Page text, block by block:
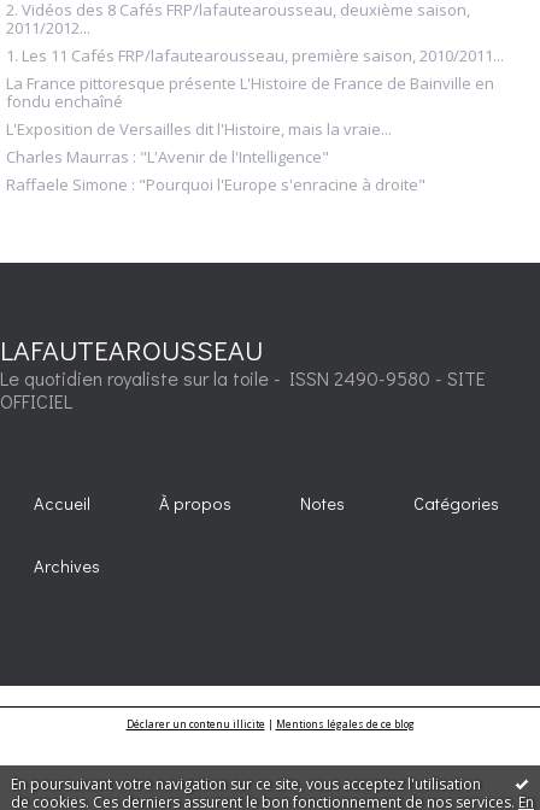
En poursuivant votre navigation sur ce site, vous acceptez l'utilisation
de cookies. Ces derniers assurent le bon fonctionnement de nos services. En
2. Vidéos des 8 Cafés FRP/lafautearousseau, deuxième saison,
2011/2012...
1. Les 11 Cafés FRP/lafautearousseau, première saison, 2010/2011...
La France pittoresque présente L'Histoire de France de Bainville en
fondu enchaîné
L'Exposition de Versailles dit l'Histoire, mais la vraie...
Charles Maurras : "L'Avenir de l'Intelligence"
Raffaele Simone : "Pourquoi l'Europe s'enracine à droite"
LAFAUTEAROUSSEAU
Le quotidien royaliste sur la toile - ISSN 2490-9580 - SITE
OFFICIEL
Accueil À propos Notes Catégories
Archives
Déclarer un contenu illicite| Mentions légales de ce blog